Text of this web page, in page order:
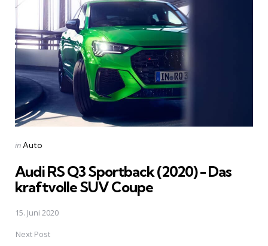
navigation
Posted
inAuto
Audi RS Q3 Sportback (2020) - Das
kraftvolle SUV Coupe
15. Juni 2020
Next Post